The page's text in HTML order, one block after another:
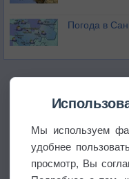
Погода в
Мы используем
удобнее
просмотр, Вы